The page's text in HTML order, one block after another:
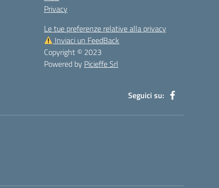
Privacy
Le tue preferenze relative alla privacy
Inviaci un FeedBack
Copyright © 2023
Powered by Picieffe Srl
Seguici su: